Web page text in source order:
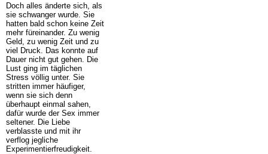
Doch alles änderte sich, als
sie schwanger wurde. Sie
hatten bald schon keine Zeit
mehr füreinander. Zu wenig
Geld, zu wenig Zeit und zu
viel Druck. Das konnte auf
Dauer nicht gut gehen. Die
Lust ging im täglichen
Stress völlig unter. Sie
stritten immer häufiger,
wenn sie sich denn
überhaupt einmal sahen,
dafür wurde der Sex immer
seltener. Die Liebe
verblasste und mit ihr
verflog jegliche
Experimentierfreudigkeit.